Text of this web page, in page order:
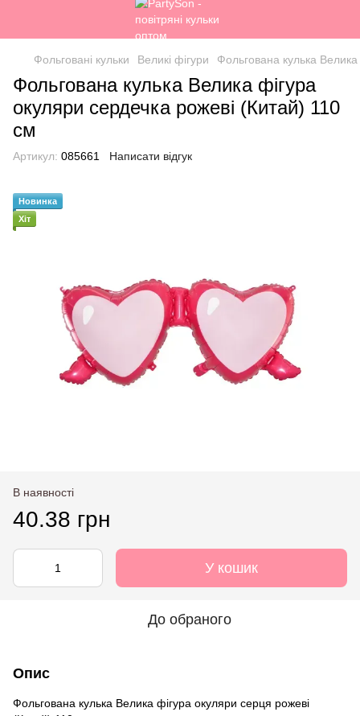
Фольговані кульки Великі фігури Фольгована кулька
Фольгована кулька Велика фігура
окуляри сердечка рожеві (Китай) 110
см
Артикул: 085661 Написати відгук
Новинка
Хіт
В наявності
40.38 грн
У кошик
До обраного
Опис
Фольгована кулька Велика фігура окуляри серця рожеві